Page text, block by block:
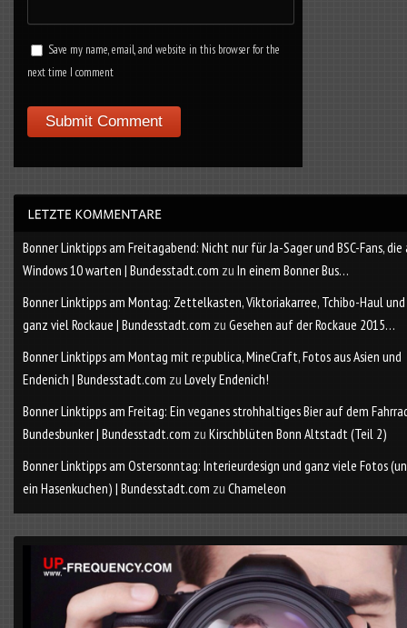
Save my name, email, and website in this browser for the
next time I comment
Bonner Linktipps am Freitagabend: Nicht nur für Ja-Sager und BSC-Fans,
Windows 10 warten | Bundesstadt.com zu In einem Bonner Bus…
Bonner Linktipps am Montag: Zettelkasten, Viktoriakarree, Tchibo-Haul und
ganz viel Rockaue | Bundesstadt.com zu Gesehen auf der Rockaue 2015…
Bonner Linktipps am Montag mit re:publica, MineCraft, Fotos aus Asien und
Endenich | Bundesstadt.com zu Lovely Endenich!
Bonner Linktipps am Freitag: Ein veganes strohhaltiges Bier auf dem
Bundesbunker | Bundesstadt.com zu Kirschblüten Bonn Altstadt (Teil 2)
Bonner Linktipps am Ostersonntag: Interieurdesign und ganz viele Fotos
ein Hasenkuchen) | Bundesstadt.com zu Chameleon